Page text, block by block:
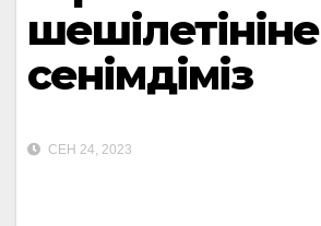
шешілетініне
сенімдіміз
СЕН 24, 2023